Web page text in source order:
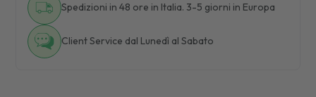
Spedizioni in 48 ore in Italia. 3-5 giorni in Europa
Client Service dal Lunedì al Sabato